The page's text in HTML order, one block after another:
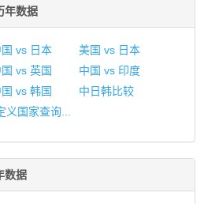
年数据
国 vs 日本
美国 vs 日本
vs 英国
中国 vs 印度
vs 韩国
中日韩比较
义国家查询...
数据